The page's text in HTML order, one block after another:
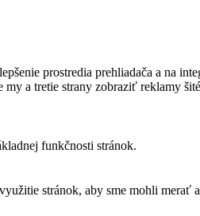
prostredia prehliadača a na
a tretie strany zobraziť reklamy
funkčnosti stránok.
stránok, aby sme mohli merať